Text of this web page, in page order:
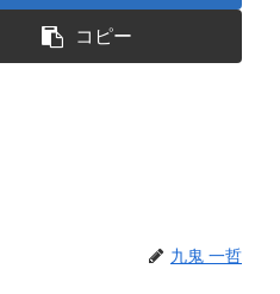
コピー
九鬼 一哲